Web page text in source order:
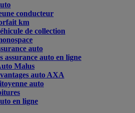
conducteur
km
de collection
auto
assurance auto en ligne
Malus
auto AXA
auto
en ligne